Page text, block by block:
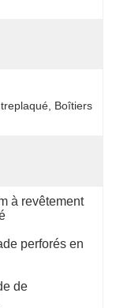
Boîtiers
à revêtement
perforés en
de